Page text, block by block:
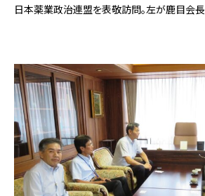
日本薬業政治連盟を表敬訪問。左が鹿目会長